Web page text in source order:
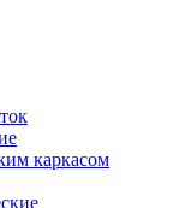
каркасом